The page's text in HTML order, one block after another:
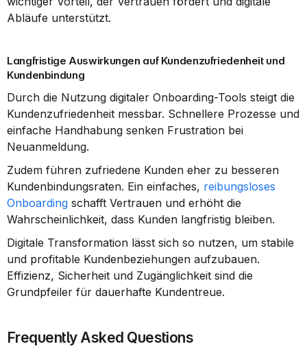
Abläufe unterstützt.
Langfristige Auswirkungen auf Kundenzufriedenheit und
Kundenbindung
Durch die Nutzung digitaler Onboarding-Tools steigt die
Kundenzufriedenheit messbar. Schnellere Prozesse und
einfache Handhabung senken Frustration bei
Neuanmeldung.
Zudem führen zufriedene Kunden eher zu besseren
Kundenbindungsraten. Ein einfaches, reibungsloses
Onboarding schafft Vertrauen und erhöht die
Wahrscheinlichkeit, dass Kunden langfristig bleiben.
Digitale Transformation lässt sich so nutzen, um stabile
und profitable Kundenbeziehungen aufzubauen.
Effizienz, Sicherheit und Zugänglichkeit sind die
Grundpfeiler für dauerhafte Kundentreue.
Frequently Asked Questions